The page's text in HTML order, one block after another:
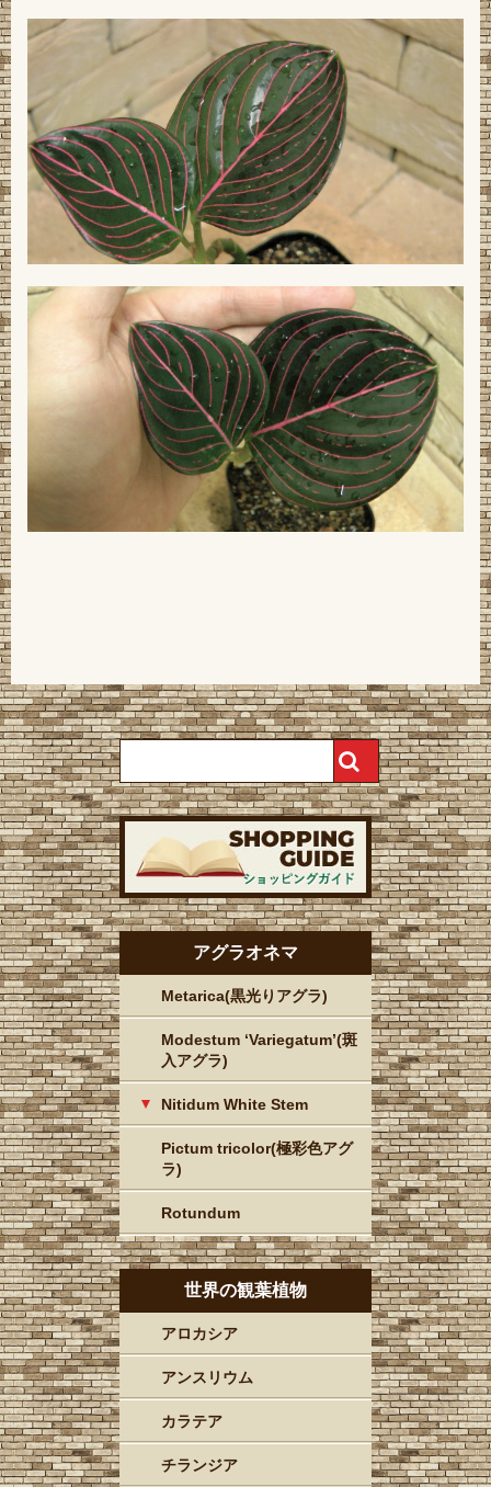
アグラオネマ
Metarica(黒光りアグラ)
Modestum ‘Variegatum’(斑
入アグラ)
Nitidum White Stem
Pictum tricolor(極彩色アグ
ラ)
Rotundum
世界の観葉植物
アロカシア
アンスリウム
カラテア
チランジア